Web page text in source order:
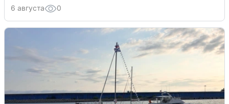
6 августа 0